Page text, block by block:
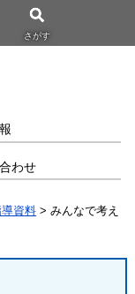
さがす
わせ
資料 > みんなで考え